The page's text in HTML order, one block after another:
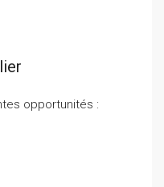
opportunités :